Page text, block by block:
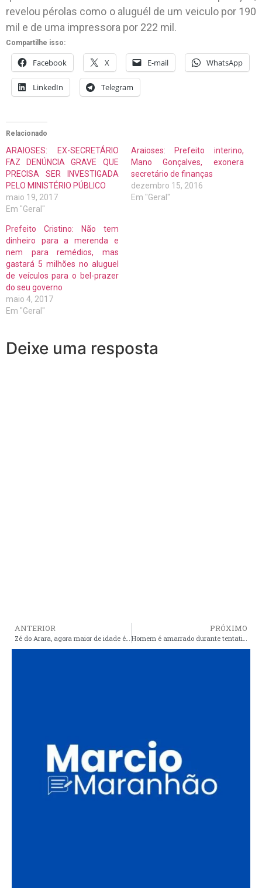
revelou pérolas como o aluguél de um veiculo por 190
mil e de uma impressora por 222 mil.
Compartilhe isso:
Facebook X E-mail WhatsApp
LinkedIn Telegram
Relacionado
ARAIOSES: EX-SECRETÁRIO
FAZ DENÚNCIA GRAVE QUE
PRECISA SER INVESTIGADA
PELO MINISTÉRIO PÚBLICO
maio 19, 2017
Em "Geral"
Araioses: Prefeito interino,
Mano Gonçalves, exonera
secretário de finanças
dezembro 15, 2016
Em "Geral"
Prefeito Cristino: Não tem
dinheiro para a merenda e
nem para remédios, mas
gastará 5 milhões no aluguel
de veículos para o bel-prazer
do seu governo
maio 4, 2017
Em "Geral"
Deixe uma resposta
ANTERIOR
Zé do Arara, agora maior de idade é preso novamente
PRÓXIMO
Homem é amarrado durante tentativa de roubo a banco em São Bernardo